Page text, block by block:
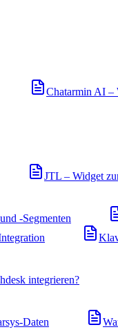
Chatarmin AI –
JTL – Widget
-Segmenten
integrieren?
Daten